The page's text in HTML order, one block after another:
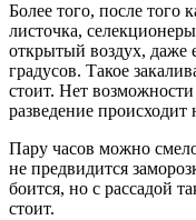
Более того, после того
листочка,
открытый воздух, даже
градусов. Такое
стоит. Нет
разведение происходит
Пару часов можно
не предвидится
боится, но с рассадой
стоит.